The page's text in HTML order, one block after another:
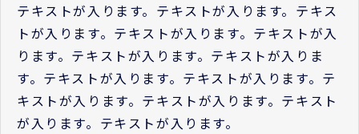
テキストが入ります。テキストが入ります。テキス
トが入ります。テキストが入ります。テキストが入
ります。テキストが入ります。テキストが入りま
す。テキストが入ります。テキストが入ります。テ
キストが入ります。テキストが入ります。テキスト
が入ります。テキストが入ります。